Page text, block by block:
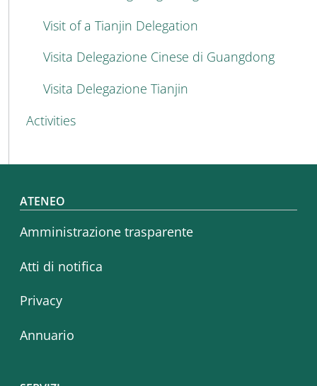
Visit of a Tianjin Delegation
Visita Delegazione Cinese di Guangdong
Visita Delegazione Tianjin
Activities
Footer menu
ATENEO
Amministrazione trasparente
Atti di notifica
Privacy
Annuario